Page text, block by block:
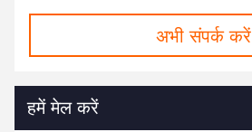
अभी संपर्क करें
हमें मेल करें